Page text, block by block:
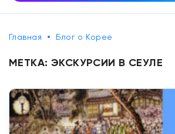
Главная Блог о Корее
МЕТКА: ЭКСКУРСИИ В СЕУЛЕ